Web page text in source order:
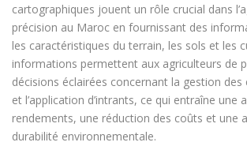
cartographiques jouent un rôle crucial dans
précision au Maroc en fournissant des
les caractéristiques du terrain, les sols et les
informations permettent aux agriculteurs de
décisions éclairées concernant la gestion des
et l’application d’intrants, ce qui entraîne une
rendements, une réduction des coûts et une
durabilité environnementale.